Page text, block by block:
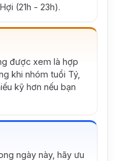
(21h - 23h).
được xem là hợp
khi nhóm tuổi Tý,
kỹ hơn nếu bạn
ngày này, hãy ưu